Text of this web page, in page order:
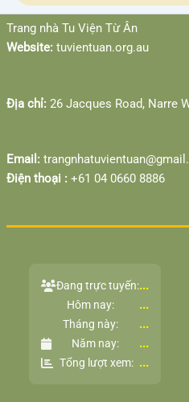
Trang nhà Tu Viện Từ Ân
Website: tuvientuan.org.au
Địa chỉ: 26 Jacques Road, Narre
Email:
Điện thoại : ‎+61 04 0660 8886
Đang trực tuyến:...
Hôm nay: ...
Tháng này: ...
Năm nay: ...
Tổng lượt xem: ...